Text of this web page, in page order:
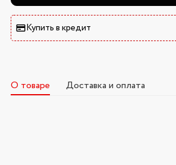
Купить в кредит
О товаре Доставка и оплата